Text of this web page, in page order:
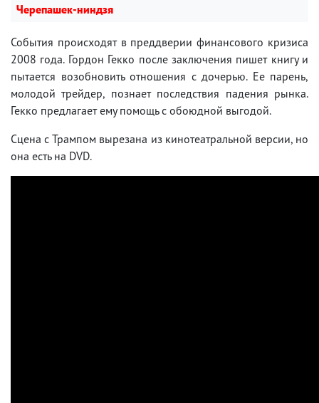
Черепашек-ниндзя
События происходят в преддверии финансового кризиса
2008 года. Гордон Гекко после заключения пишет книгу и
пытается возобновить отношения с дочерью. Ее парень,
молодой трейдер, познает последствия падения рынка.
Гекко предлагает ему помощь с обоюдной выгодой.
Сцена с Трампом вырезана из кинотеатральной версии, но
она есть на DVD.